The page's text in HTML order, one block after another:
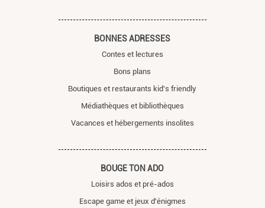
BONNES ADRESSES
Contes et lectures
Bons plans
Boutiques et restaurants kid's friendly
Médiathèques et bibliothèques
Vacances et hébergements insolites
BOUGE TON ADO
Loisirs ados et pré-ados
Escape game et jeux d'énigmes